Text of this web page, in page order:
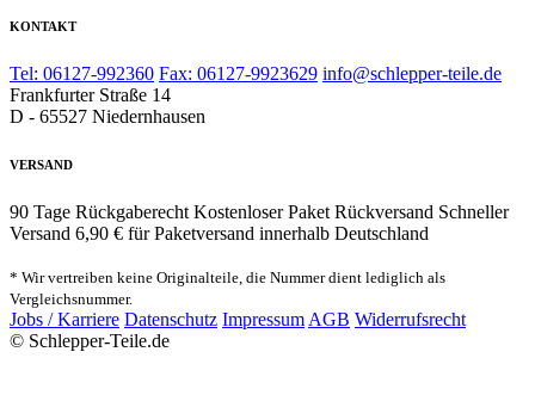
KONTAKT
Tel: 06127-992360 Fax: 06127-9923629 info@schlepper-teile.de
Frankfurter Straße 14
D - 65527 Niedernhausen
VERSAND
90 Tage Rückgaberecht Kostenloser Paket Rückversand Schneller
Versand 6,90 € für Paketversand innerhalb Deutschland
* Wir vertreiben keine Originalteile, die Nummer dient lediglich als
Vergleichsnummer.
Jobs / Karriere Datenschutz Impressum AGB Widerrufsrecht
© Schlepper-Teile.de